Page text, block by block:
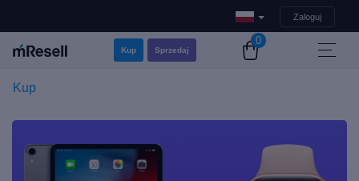
Zaloguj
Kup Sprzedaj
0
Kup